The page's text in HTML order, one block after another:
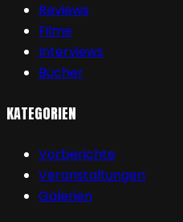
Reviews
Filme
Interviews
Bücher
KATEGORIEN
Vorberichte
Veranstaltungen
Galerien